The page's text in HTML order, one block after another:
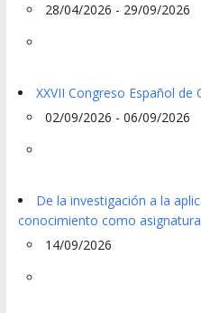
28/04/2026 - 29/09/2026
XXVII Congreso Español
02/09/2026 - 06/09/2026
De la investigación a la
conocimiento como
14/09/2026